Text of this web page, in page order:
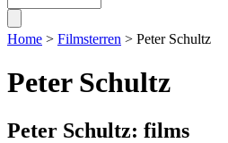
Home > Filmsterren > Peter Schultz
Peter Schultz
Peter Schultz: films